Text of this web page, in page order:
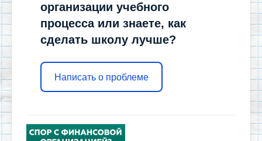
организации учебного
процесса или знаете, как
сделать школу лучше?
Написать о проблеме